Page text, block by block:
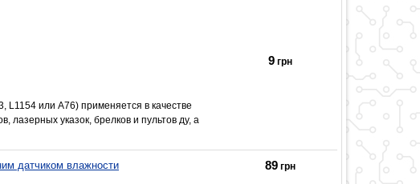
L1154 или A76) применяется в качестве
лазерных указок, брелков и пультов ду, а
9 грн
датчиком влажности
89 грн